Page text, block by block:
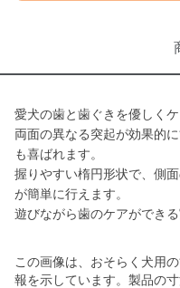
愛犬の歯と歯ぐきを優しく
両面の異なる突起が効果的
も喜ばれます。
握りやすい楕円形状で、側
が簡単に行えます。
遊びながら歯のケアができ
この画像は、おそらく犬用
報を示しています。製品の